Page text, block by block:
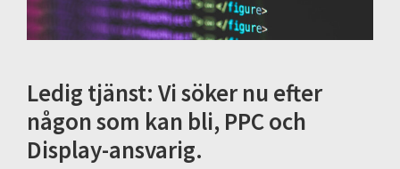
Ledig tjänst: Vi söker nu efter
någon som kan bli, PPC och
Display-ansvarig.